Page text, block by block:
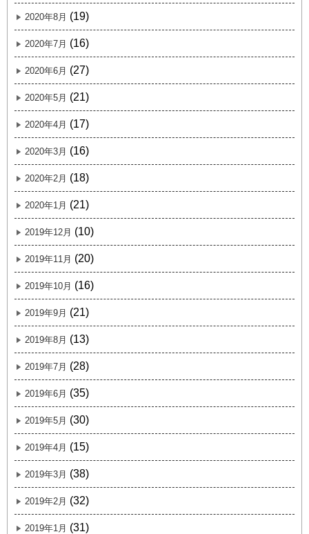
2020年8月 (19)
2020年7月 (16)
2020年6月 (27)
2020年5月 (21)
2020年4月 (17)
2020年3月 (16)
2020年2月 (18)
2020年1月 (21)
2019年12月 (10)
2019年11月 (20)
2019年10月 (16)
2019年9月 (21)
2019年8月 (13)
2019年7月 (28)
2019年6月 (35)
2019年5月 (30)
2019年4月 (15)
2019年3月 (38)
2019年2月 (32)
2019年1月 (31)